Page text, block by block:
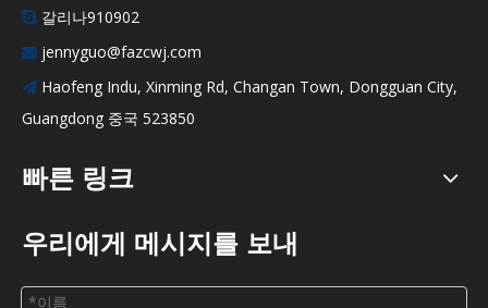
 갈리나910902
 jennyguo@fazcwj.com
 Haofeng Indu, Xinming Rd, Changan Town, Dongguan City,
Guangdong 중국 523850
빠른 링크
우리에게 메시지를 보내